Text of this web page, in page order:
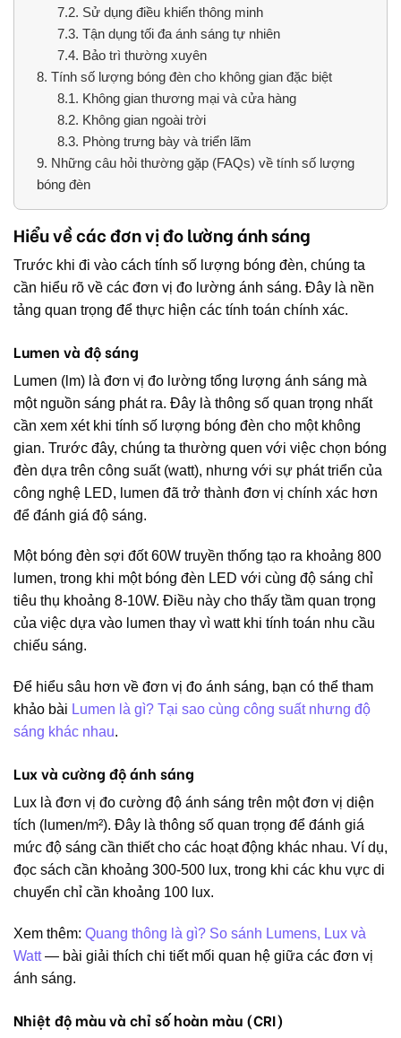
7.2. Sử dụng điều khiển thông minh
7.3. Tận dụng tối đa ánh sáng tự nhiên
7.4. Bảo trì thường xuyên
8. Tính số lượng bóng đèn cho không gian đặc biệt
8.1. Không gian thương mại và cửa hàng
8.2. Không gian ngoài trời
8.3. Phòng trưng bày và triển lãm
9. Những câu hỏi thường gặp (FAQs) về tính số lượng
bóng đèn
Hiểu về các đơn vị đo lường ánh sáng
Trước khi đi vào cách tính số lượng bóng đèn, chúng ta
cần hiểu rõ về các đơn vị đo lường ánh sáng. Đây là nền
tảng quan trọng để thực hiện các tính toán chính xác.
Lumen và độ sáng
Lumen (lm) là đơn vị đo lường tổng lượng ánh sáng mà
một nguồn sáng phát ra. Đây là thông số quan trọng nhất
cần xem xét khi tính số lượng bóng đèn cho một không
gian. Trước đây, chúng ta thường quen với việc chọn bóng
đèn dựa trên công suất (watt), nhưng với sự phát triển của
công nghệ LED, lumen đã trở thành đơn vị chính xác hơn
để đánh giá độ sáng.
Một bóng đèn sợi đốt 60W truyền thống tạo ra khoảng 800
lumen, trong khi một bóng đèn LED với cùng độ sáng chỉ
tiêu thụ khoảng 8-10W. Điều này cho thấy tầm quan trọng
của việc dựa vào lumen thay vì watt khi tính toán nhu cầu
chiếu sáng.
Để hiểu sâu hơn về đơn vị đo ánh sáng, bạn có thể tham
khảo bài Lumen là gì? Tại sao cùng công suất nhưng độ
sáng khác nhau.
Lux và cường độ ánh sáng
Lux là đơn vị đo cường độ ánh sáng trên một đơn vị diện
tích (lumen/m²). Đây là thông số quan trọng để đánh giá
mức độ sáng cần thiết cho các hoạt động khác nhau. Ví dụ,
đọc sách cần khoảng 300-500 lux, trong khi các khu vực di
chuyển chỉ cần khoảng 100 lux.
Xem thêm: Quang thông là gì? So sánh Lumens, Lux và
Watt— bài giải thích chi tiết mối quan hệ giữa các đơn vị
ánh sáng.
Nhiệt độ màu và chỉ số hoàn màu (CRI)